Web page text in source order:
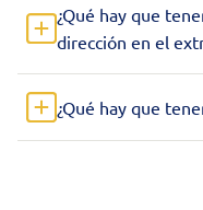
¿Qué hay que
dirección en el
¿Qué hay que